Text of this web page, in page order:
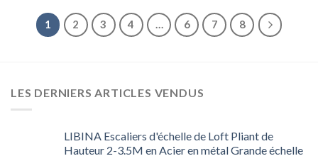
1 2 3 4 … 6 7 8
LES DERNIERS ARTICLES VENDUS
LIBINA Escaliers d'échelle de Loft Pliant de
Hauteur 2-3.5M en Acier en métal Grande échelle